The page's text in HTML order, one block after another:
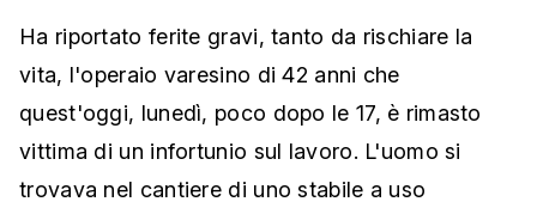
Ha riportato ferite gravi, tanto da rischiare la
vita, l'operaio varesino di 42 anni che
quest'oggi, lunedì, poco dopo le 17, è rimasto
vittima di un infortunio sul lavoro. L'uomo si
trovava nel cantiere di uno stabile a uso